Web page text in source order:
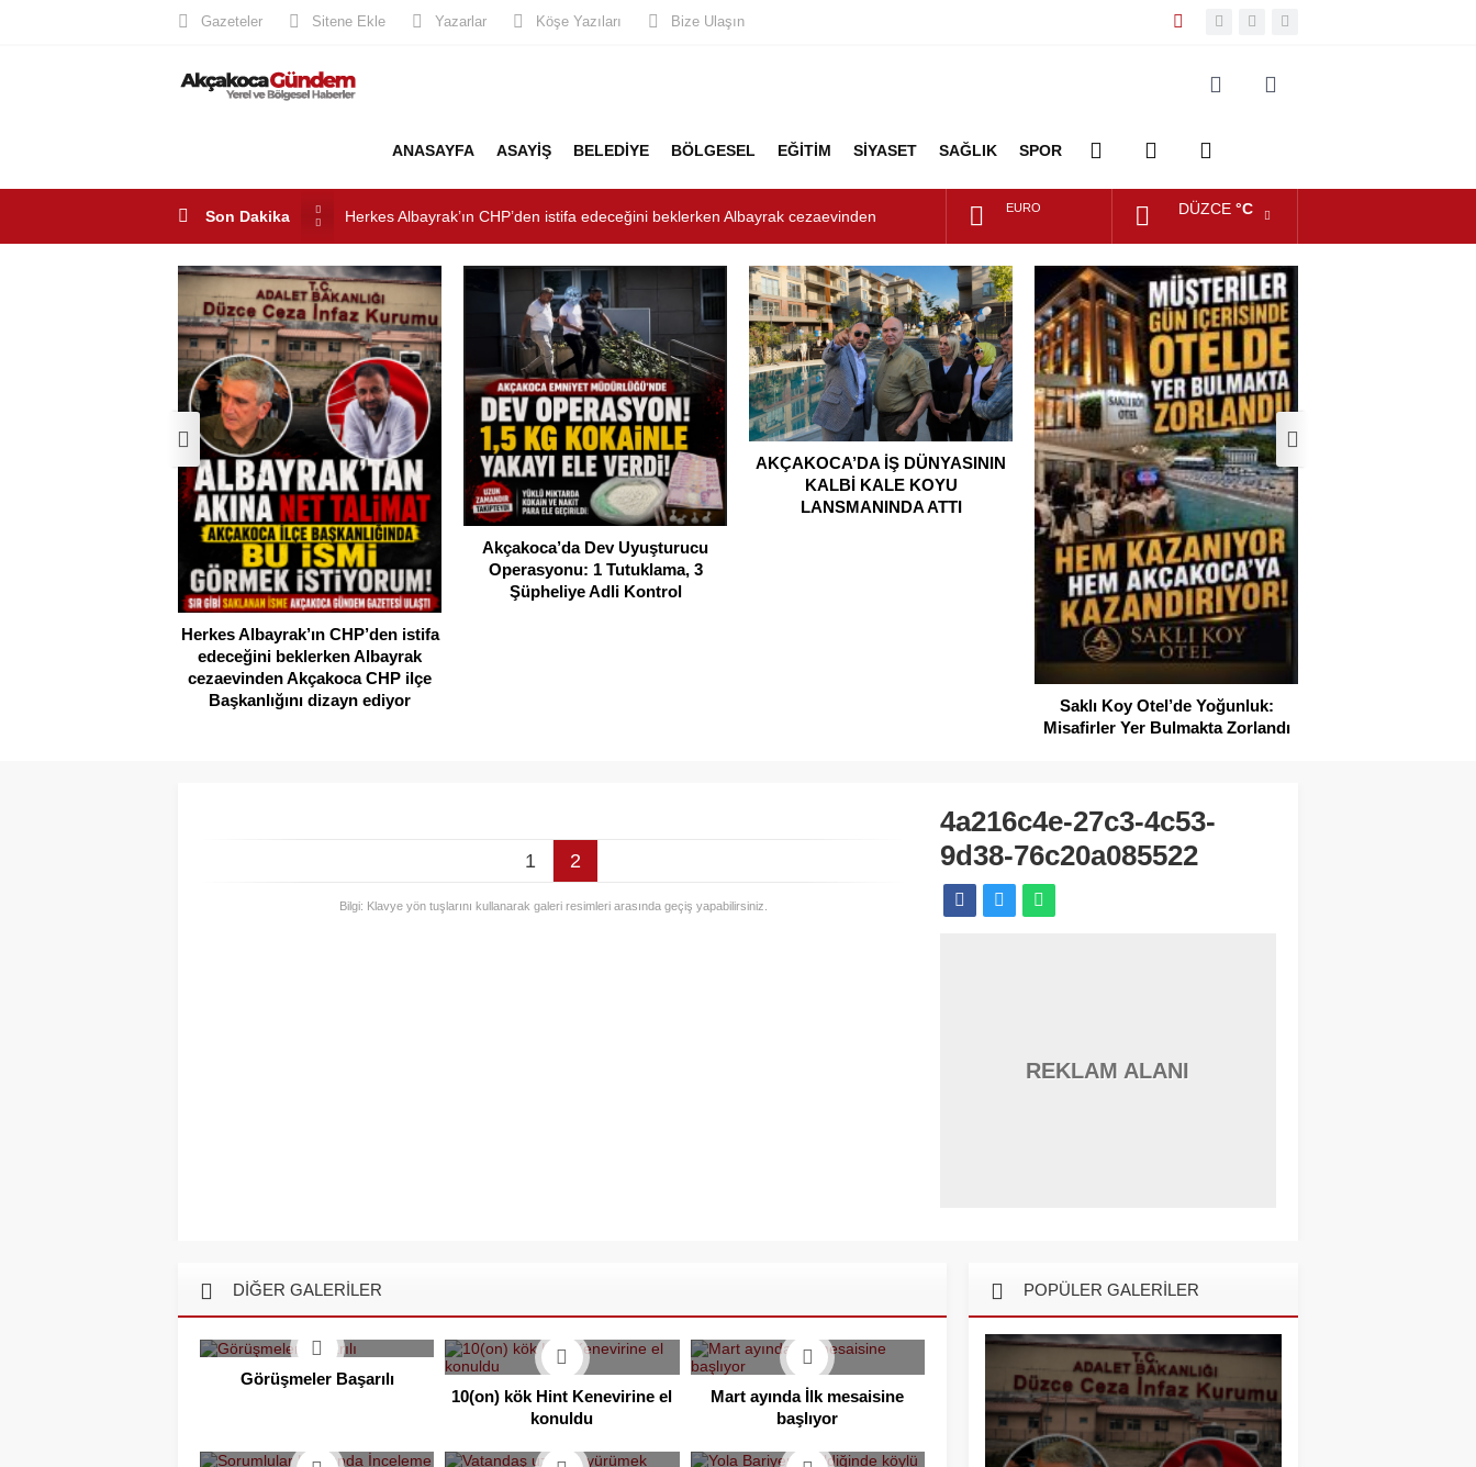
Gazeteler Sitene Ekle Yazarlar Köşe Yazıları Bize Ulaşın
ANASAYFA ASAYİŞ BELEDİYE BÖLGESEL EĞİTİM SİYASET SAĞLIK SPOR
FOTO
GALERİGALERİ
Son Dakika
Herkes Albayrak’ın CHP’den istifa edeceğini beklerken Albayrak cezaevinden
Akçakoca CHP ilçe Başkanlığını dizayn ediyor
Akçakoca’da Dev Uyuşturucu Operasyonu: 1 Tutuklama, 3 Şüpheliye Adli Kontrol
AKÇAKOCA’DA İŞ DÜNYASININ KALBİ KALE KOYU LANSMANINDA ATTI
Saklı Koy Otel’de Yoğunluk: Misafirler Yer Bulmakta Zorlandı
SAHİLLERDE TEMİZLİK ALARMI!
EURO
DOLAR
DÜZCE °C
Herkes Albayrak’ın CHP’den istifa
edeceğini beklerken Albayrak
cezaevinden Akçakoca CHP ilçe
Başkanlığını dizayn ediyor
Akçakoca’da Dev Uyuşturucu
Operasyonu: 1 Tutuklama, 3
Şüpheliye Adli Kontrol
AKÇAKOCA’DA İŞ DÜNYASININ
KALBİ KALE KOYU
LANSMANINDA ATTI
Saklı Koy Otel’de Yoğunluk:
Misafirler Yer Bulmakta Zorlandı
1 2
Bilgi: Klavye yön tuşlarını kullanarak galeri resimleri arasında geçiş yapabilirsiniz.
4a216c4e-27c3-4c53-
9d38-76c20a085522
REKLAM ALANI
DİĞER GALERİLER
Görüşmeler Başarılı
10(on) kök Hint Kenevirine el
konuldu
Mart ayında İlk mesaisine
başlıyor
POPÜLER GALERİLER